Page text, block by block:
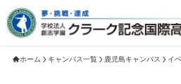
ホーム キャンパス一覧 鹿児島キャンパス イ